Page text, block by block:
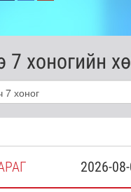
7 хоногийн
2026-